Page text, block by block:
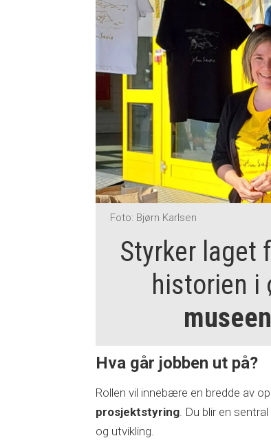
Foto: Bjørn Karlsen
Styrker laget
historien i
Hva går jobben ut på?
Rollen vil innebære en bredde av
prosjektstyring . Du blir en
og utvikling.